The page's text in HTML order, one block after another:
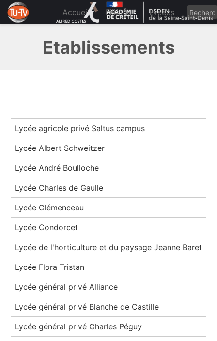
content
Accueil Filières Lycées
Etablissements
Lycée agricole privé Saltus campus
Lycée Albert Schweitzer
Lycée André Boulloche
Lycée Charles de Gaulle
Lycée Clémenceau
Lycée Condorcet
Lycée de l'horticulture et du paysage Jeanne Baret
Lycée Flora Tristan
Lycée général privé Alliance
Lycée général privé Blanche de Castille
Lycée général privé Charles Péguy